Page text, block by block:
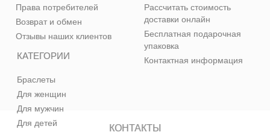
КАТЕГОРИИ
Браслеты
Для женщин
Для мужчин
Для детей
Права потребителей
Возврат и обмен
Отзывы наших клиентов
Рассчитать стоимость
доставки онлайн
Бесплатная подарочная
упаковка
Контактная информация
КОНТАКТЫ